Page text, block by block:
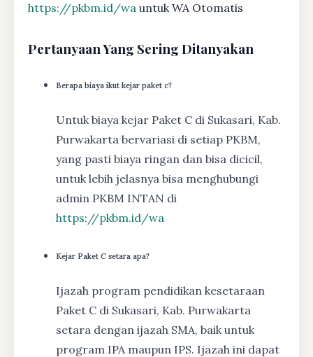
https://pkbm.id/wa untuk WA Otomatis
Pertanyaan Yang Sering Ditanyakan
Berapa biaya ikut kejar paket c?
Untuk biaya kejar Paket C di Sukasari, Kab.
Purwakarta bervariasi di setiap PKBM,
yang pasti biaya ringan dan bisa dicicil,
untuk lebih jelasnya bisa menghubungi
admin PKBM INTAN di
https://pkbm.id/wa
Kejar Paket C setara apa?
Ijazah program pendidikan kesetaraan
Paket C di Sukasari, Kab. Purwakarta
setara dengan ijazah SMA, baik untuk
program IPA maupun IPS. Ijazah ini dapat